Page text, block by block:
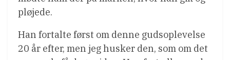
pløjede.
Han fortalte først om denne gudsoplevelse
20 år efter, men jeg husker den, som om det